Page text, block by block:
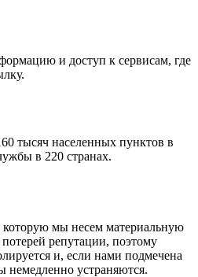
и доступ к сервисам, где
тысяч населенных пунктов в
в 220 странах.
которую мы несем материальную
репутации, поэтому
и, если нами подмечена
немедленно устраняются.